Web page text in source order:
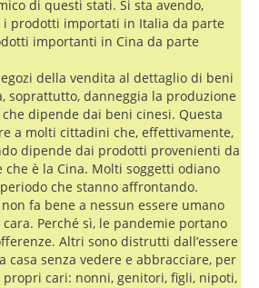
di questi stati. Si sta avendo,
i prodotti importati in Italia da parte
importanti in Cina da parte
della vendita al dettaglio di beni
soprattutto, danneggia la produzione
dipende dai beni cinesi. Questa
a molti cittadini che, effettivamente,
dipende dai prodotti provenienti da
che è la Cina. Molti soggetti odiano
che stanno affrontando.
fa bene a nessun essere umano
Perché sì, le pandemie portano
Altri sono distrutti dall’essere
senza vedere e abbracciare, per
cari: nonni, genitori, figli, nipoti,